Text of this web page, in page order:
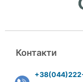
Контакти